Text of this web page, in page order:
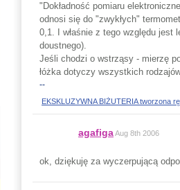
"Dokładność pomiaru
odnosi się do "zwykłych"
0,1. I właśnie z tego względu jest
doustnego).
Jeśli chodzi o wstrząsy - mierzę
łóżka dotyczy wszystkich
--
EKSKLUZYWNA BIŻUTERIA tworzona
agafigaAug 8th 2006
ok, dziękuję za wyczerpującą